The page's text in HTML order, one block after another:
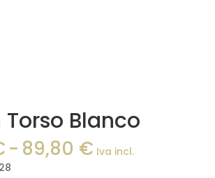
Blanco
- 89,80 €Rango
Iva incl.
28